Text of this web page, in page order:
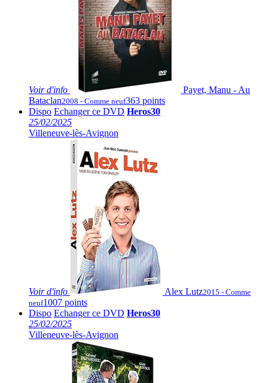
Voir d'info
Payet, Manu - Au
Bataclan2008 - Comme neuf363 points
Dispo Echanger ce DVD Heros30
25/02/2025
Villeneuve-lès-Avignon
Voir d'info Alex Lutz2015 - Comme
neuf1007 points
Dispo Echanger ce DVD Heros30
25/02/2025
Villeneuve-lès-Avignon